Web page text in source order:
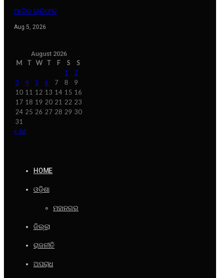
ଆଜିର ରାଶିଫଳ
Aug 5, 2026
August 2026
M T W T F S
S
1
2
3
4 5 6 7 8
9
10 11 12 13 14 15 16
17 18 19 20 21 22 23
24 25 26 27 28 29 30
31
« Jul
HOME
ଓଡ଼ିଶା
ମହାନଗର
ଜିଲ୍ଲା
ରାଜନୀତି
ଅପରାଧ